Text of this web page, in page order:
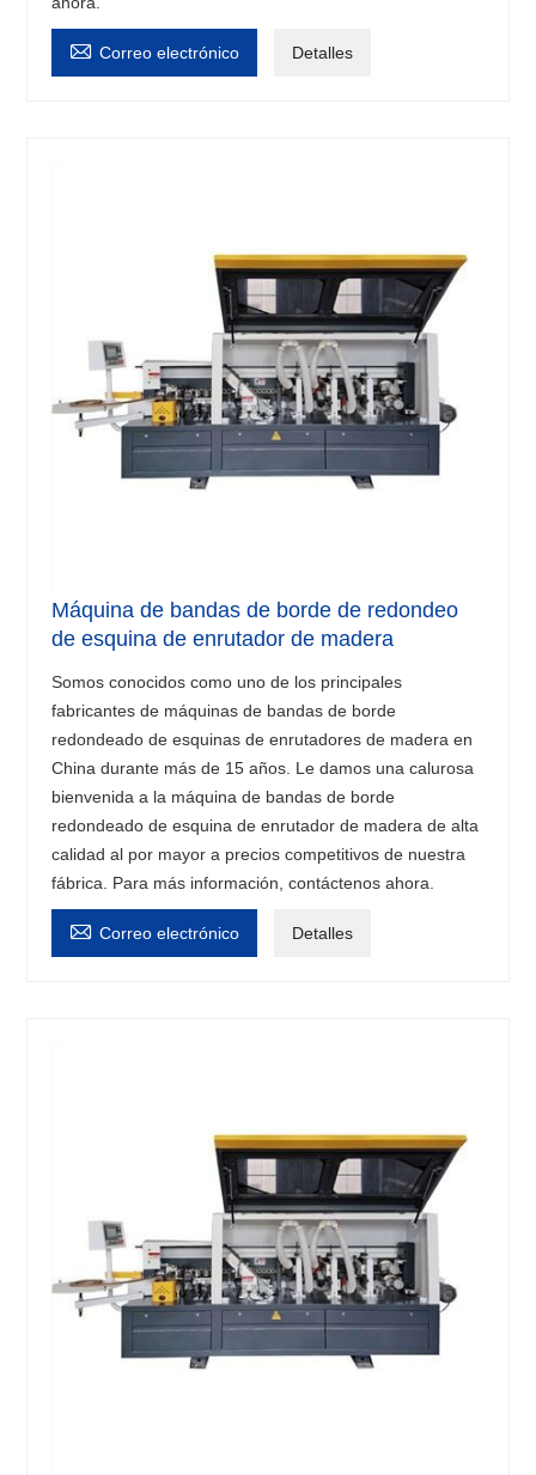
 Correo electrónico Detalles
Máquina de bandas de borde de redondeo
de esquina de enrutador de madera
Somos conocidos como uno de los principales
fabricantes de máquinas de bandas de borde
redondeado de esquinas de enrutadores de madera en
China durante más de 15 años. Le damos una calurosa
bienvenida a la máquina de bandas de borde
redondeado de esquina de enrutador de madera de alta
calidad al por mayor a precios competitivos de nuestra
fábrica. Para más información, contáctenos ahora.
 Correo electrónico Detalles